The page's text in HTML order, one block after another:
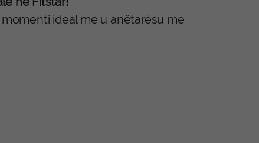
ideal me u anëtarësu me